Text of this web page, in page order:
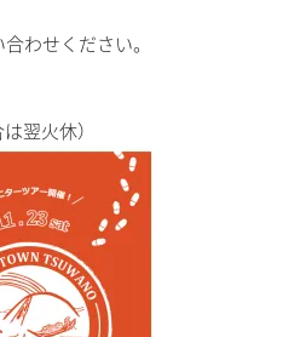
合わせください。
翌火休）